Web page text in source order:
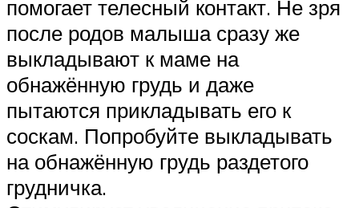
помогает телесный контакт. Не зря
после родов малыша сразу же
выкладывают к маме на
обнажённую грудь и даже
пытаются прикладывать его к
соскам. Попробуйте выкладывать
на обнажённую грудь раздетого
грудничка.